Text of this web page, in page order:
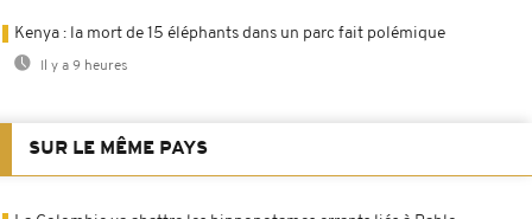
Kenya : la mort de 15 éléphants dans un parc fait polémique
Il y a 9 heures
SUR LE MÊME PAYS